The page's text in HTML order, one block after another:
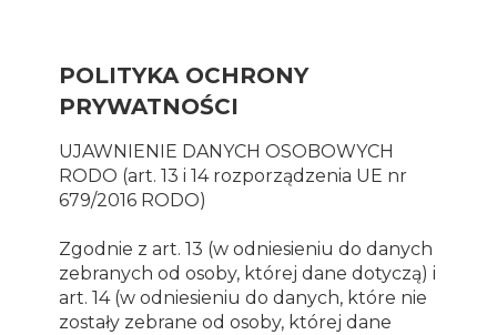
POLITYKA OCHRONY
PRYWATNOŚCI
UJAWNIENIE DANYCH OSOBOWYCH
RODO (art. 13 i 14 rozporządzenia UE nr
679/2016 RODO)
Zgodnie z art. 13 (w odniesieniu do danych
zebranych od osoby, której dane dotyczą) i
art. 14 (w odniesieniu do danych, które nie
zostały zebrane od osoby, której dane